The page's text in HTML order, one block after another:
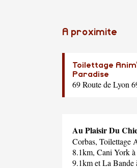
A proximite
Toilettage
Paradise
69 Route de Lyon
Au Plaisir Du
Corbas, Toilettage
8.1km, Cani York
9.1km etLa Bande